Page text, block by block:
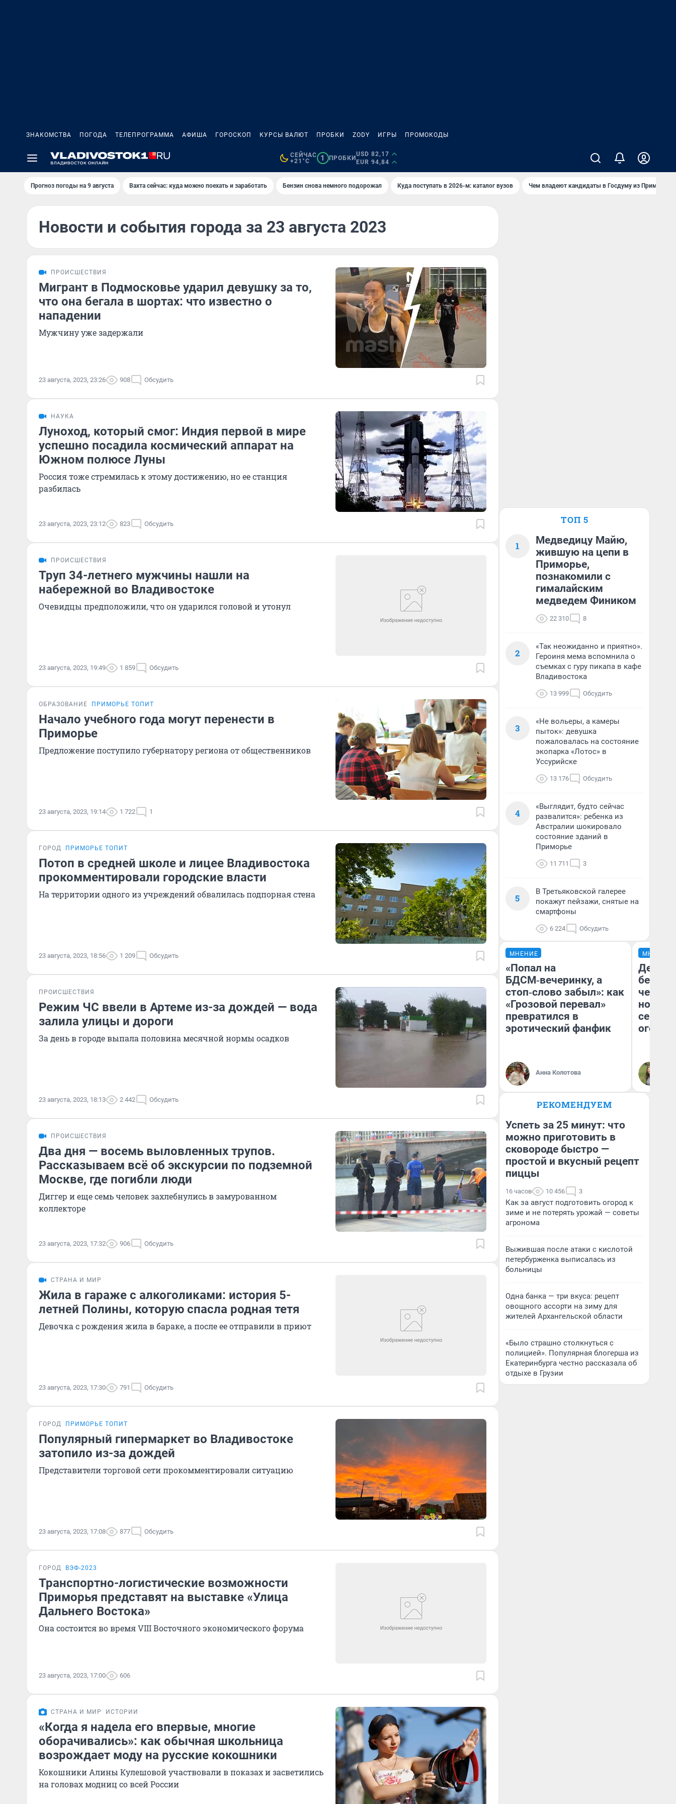
ЗНАКОМСТВА ПОГОДА ТЕЛЕПРОГРАММА АФИША ГОРОСКОП КУРСЫ ВАЛЮТ ПРОБКИ ZODY ИГРЫ ПРОМОКОДЫ
СЕЙЧАС
+21°C
1 ПРОБКИ
USD 82,17
EUR 94,84
Прогноз погоды на 9 августа Вахта сейчас: куда можно поехать и заработать Бензин снова немного подорожал Куда поступать в 2026-м: каталог вузов Чем владеют кандидаты в Госдуму из Приморья
Новости и события города за 23 августа 2023
ПРОИСШЕСТВИЯ
Мигрант в Подмосковье ударил девушку за то,
что она бегала в шортах: что известно о
нападении
Мужчину уже задержали
23 августа, 2023, 23:26 908 Обсудить
НАУКА
Луноход, который смог: Индия первой в мире
успешно посадила космический аппарат на
Южном полюсе Луны
Россия тоже стремилась к этому достижению, но ее станция
разбилась
23 августа, 2023, 23:12 823 Обсудить
ПРОИСШЕСТВИЯ
Труп 34-летнего мужчины нашли на
набережной во Владивостоке
Очевидцы предположили, что он ударился головой и утонул
23 августа, 2023, 19:49 1 859 Обсудить
ОБРАЗОВАНИЕ ПРИМОРЬЕ ТОПИТ
Начало учебного года могут перенести в
Приморье
Предложение поступило губернатору региона от общественников
23 августа, 2023, 19:14 1 722 1
ГОРОД ПРИМОРЬЕ ТОПИТ
Потоп в средней школе и лицее Владивостока
прокомментировали городские власти
На территории одного из учреждений обвалилась подпорная стена
23 августа, 2023, 18:56 1 209 Обсудить
ПРОИСШЕСТВИЯ
Режим ЧС ввели в Артеме из-за дождей — вода
залила улицы и дороги
За день в городе выпала половина месячной нормы осадков
23 августа, 2023, 18:13 2 442 Обсудить
ПРОИСШЕСТВИЯ
Два дня — восемь выловленных трупов.
Рассказываем всё об экскурсии по подземной
Москве, где погибли люди
Диггер и еще семь человек захлебнулись в замурованном
коллекторе
23 августа, 2023, 17:32 906 Обсудить
СТРАНА И МИР
Жила в гараже с алкоголиками: история 5-
летней Полины, которую спасла родная тетя
Девочка с рождения жила в бараке, а после ее отправили в приют
23 августа, 2023, 17:30 791 Обсудить
ГОРОД ПРИМОРЬЕ ТОПИТ
Популярный гипермаркет во Владивостоке
затопило из-за дождей
Представители торговой сети прокомментировали ситуацию
23 августа, 2023, 17:08 877 Обсудить
ГОРОД ВЭФ-2023
Транспортно-логистические возможности
Приморья представят на выставке «Улица
Дальнего Востока»
Она состоится во время VIII Восточного экономического форума
23 августа, 2023, 17:00 606
СТРАНА И МИР ИСТОРИИ
«Когда я надела его впервые, многие
оборачивались»: как обычная школьница
возрождает моду на русские кокошники
Кокошники Алины Кулешовой участвовали в показах и засветились
на головах модниц со всей России
ТОП 5
1
Медведицу Майю,
жившую на цепи в
Приморье,
познакомили с
гималайским
медведем Фиником
22 310 8
2
«Так неожиданно и приятно».
Героиня мема вспомнила о
съемках с гуру пикапа в кафе
Владивостока
13 999 Обсудить
3
«Не вольеры, а камеры
пыток»: девушка
пожаловалась на состояние
экопарка «Лотос» в
Уссурийске
13 176 Обсудить
4
«Выглядит, будто сейчас
развалится»: ребенка из
Австралии шокировало
состояние зданий в
Приморье
11 711 3
5
В Третьяковской галерее
покажут пейзажи, снятые на
смартфоны
6 224 Обсудить
МНЕНИЕ
«Попал на
БДСМ‑вечеринку, а
стоп‑слово забыл»: как
«Грозовой перевал»
превратился в
эротический фанфик
Анна Колотова
МНЕНИЕ
без
новый
сериал
огонь»
РЕКОМЕНДУЕМ
Успеть за 25 минут: что
можно приготовить в
сковороде быстро —
простой и вкусный рецепт
пиццы
16 часов 10 456 3
Как за август подготовить огород к
зиме и не потерять урожай — советы
агронома
Выжившая после атаки с кислотой
петербурженка выписалась из
больницы
Одна банка — три вкуса: рецепт
овощного ассорти на зиму для
жителей Архангельской области
«Было страшно столкнуться с
полицией». Популярная блогерша из
Екатеринбурга честно рассказала об
отдыхе в Грузии